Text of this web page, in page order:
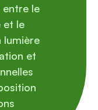
entre le
et le
lumière
et